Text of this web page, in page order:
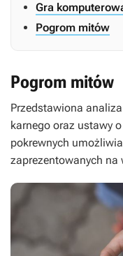
Gra
Pogrom mitów
Pogrom mitów
Przedstawiona
karnego oraz ustawy
pokrewnych
zaprezentowanych na